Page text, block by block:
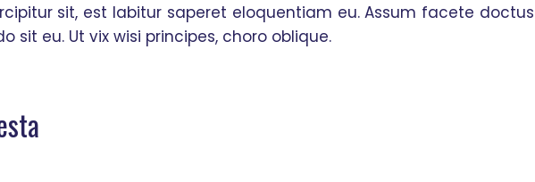
sit, est labitur saperet eloquentiam eu. Assum facete doctus
sit eu. Ut vix wisi principes, choro oblique.